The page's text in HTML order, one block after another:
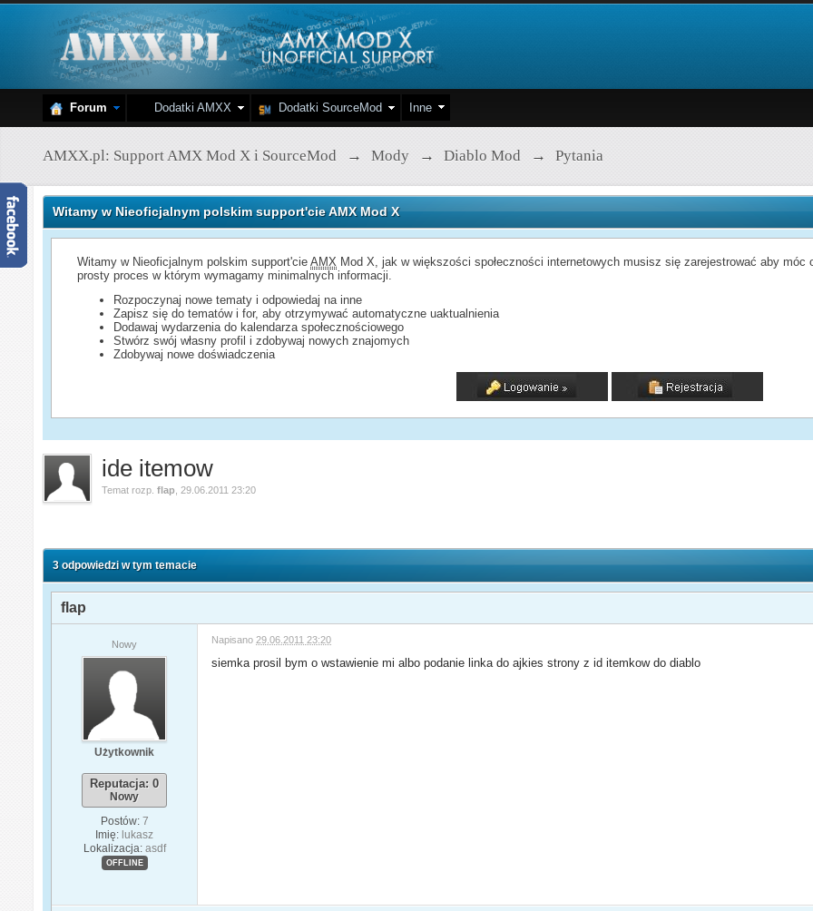
Forum Dodatki AMXX Dodatki SourceMod Inne
AMXX.pl: Support AMX Mod X i SourceMod → Mody → Diablo Mod → Pytania
Witamy w Nieoficjalnym polskim support'cie AMX Mod X
Witamy w Nieoficjalnym polskim support'cieAMX Mod X, jak w większości społeczności internetowych musisz się zarejestrować aby
prosty proces w którym wymagamy minimalnych informacji.
Rozpoczynaj nowe tematy i odpowiedaj na inne
Zapisz się do tematów i for, aby otrzymywać automatyczne uaktualnienia
Dodawaj wydarzenia do kalendarza społecznościowego
Stwórz swój własny profil i zdobywaj nowych znajomych
Zdobywaj nowe doświadczenia
ide itemow
Temat rozp.flap 29.06.2011 23:20
3 odpowiedzi w tym temacie
flap
Nowy
Użytkownik
Reputacja: 0
Nowy
Postów: 7
Imię: lukasz
Lokalizacja: asdf
OFFLINE
Napisano 29.06.2011 23:20
siemka prosil bym o wstawienie mi albo podanie linka do ajkies strony z id itemkow do diablo